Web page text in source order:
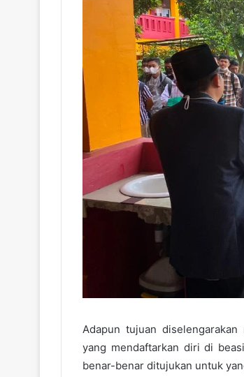
Adapun tujuan
yang mendaftarkan diri di
benar-benar ditujukan untuk